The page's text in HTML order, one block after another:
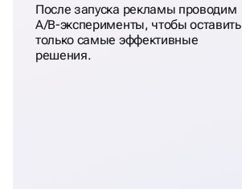
После запуска рекламы проводим
A/B-эксперименты, чтобы оставить
только самые эффективные
решения.